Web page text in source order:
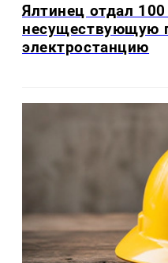
Ялтинец отдал
несуществующую
электростанцию